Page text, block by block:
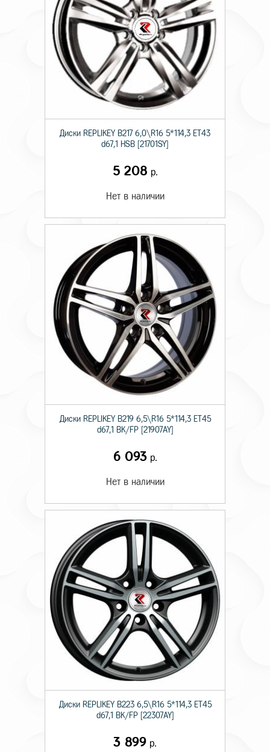
Диски RЕPLIKEY B217 6,0\R16 5*114,3 ET43
d67,1 HSB [21701SY]
5 208 р.
Нет в наличии
Диски RЕPLIKEY B219 6,5\R16 5*114,3 ET45
d67,1 BK/FP [21907AY]
6 093р.
Нет в наличии
Диски RЕPLIKEY B223 6,5\R16 5*114,3 ET45
d67,1 BK/FP [22307AY]
3 899 р.